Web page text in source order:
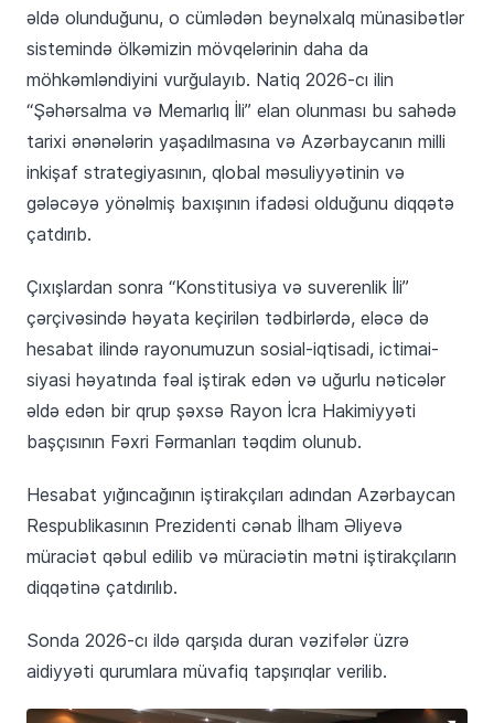
əldə olunduğunu, o cümlədən beynəlxalq münasibətlər
sistemində ölkəmizin mövqelərinin daha da
möhkəmləndiyini vurğulayıb. Natiq 2026-cı ilin
“Şəhərsalma və Memarlıq İli” elan olunması bu sahədə
tarixi ənənələrin yaşadılmasına və Azərbaycanın milli
inkişaf strategiyasının, qlobal məsuliyyətinin və
gələcəyə yönəlmiş baxışının ifadəsi olduğunu diqqətə
çatdırıb.
Çıxışlardan sonra “Konstitusiya və suverenlik İli”
çərçivəsində həyata keçirilən tədbirlərdə, eləcə də
hesabat ilində rayonumuzun sosial-iqtisadi, ictimai-
siyasi həyatında fəal iştirak edən və uğurlu nəticələr
əldə edən bir qrup şəxsə Rayon İcra Hakimiyyəti
başçısının Fəxri Fərmanları təqdim olunub.
Hesabat yığıncağının iştirakçıları adından Azərbaycan
Respublikasının Prezidenti cənab İlham Əliyevə
müraciət qəbul edilib və müraciətin mətni iştirakçıların
diqqətinə çatdırılıb.
Sonda 2026-cı ildə qarşıda duran vəzifələr üzrə
aidiyyəti qurumlara müvafiq tapşırıqlar verilib.